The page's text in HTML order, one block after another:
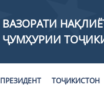
ВАЗОРАТИ
ҶУМҲУРИИ
ПРЕЗИДЕНТ ТОҶИКИСТОН